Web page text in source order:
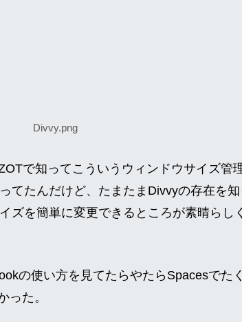
Divvy.png
で知ってこういうウィンドウサイズ管
てたんだけど、たまたまDivvyの存在を
ズを簡単に変更できるところが素晴らし
の使い方を見てたらやたらSpacesでた
った。